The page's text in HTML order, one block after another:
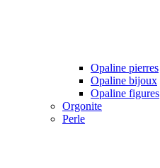
Opaline pierres
Opaline bijoux
Opaline figures
Orgonite
Perle